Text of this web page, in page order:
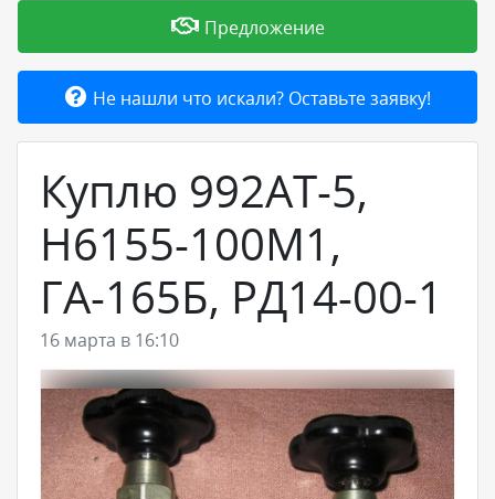
Товары и услуги
Добавить товар или услугу
Предложение
Не нашли что искали? Оставьте заявку!
Куплю 992АТ-5,
Н6155-100М1,
ГА-165Б, РД14-00-1
16 марта в 16:10